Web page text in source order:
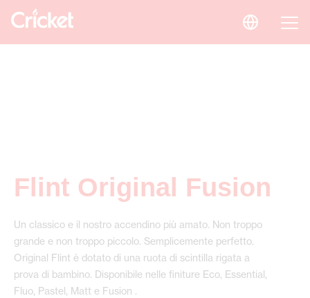
Flint Original Fusion
Un classico e il nostro accendino più amato. Non troppo
grande e non troppo piccolo. Semplicemente perfetto.
Original Flint è dotato di una ruota di scintilla rigata a
prova di bambino. Disponibile nelle finiture Eco, Essential,
Fluo, Pastel, Matt e Fusion .